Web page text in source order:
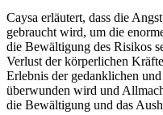
Caysa erläutert, dass die
gebraucht wird, um die
die Bewältigung des Risikos
Verlust der körperlichen
Erlebnis der gedanklichen
überwunden wird und
die Bewältigung und das